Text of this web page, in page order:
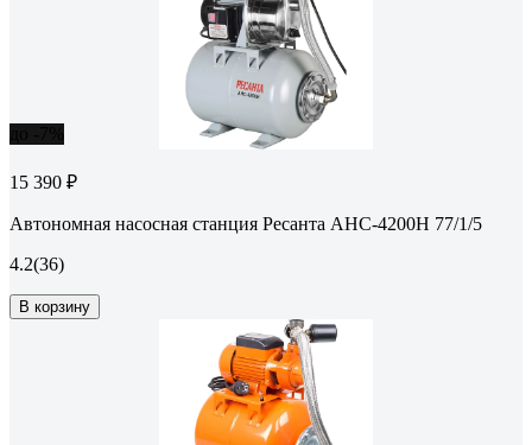
15 390 ₽
Автономная насосная станция Ресанта АНС-4200Н 77/1/5
4.2(36)
В корзину